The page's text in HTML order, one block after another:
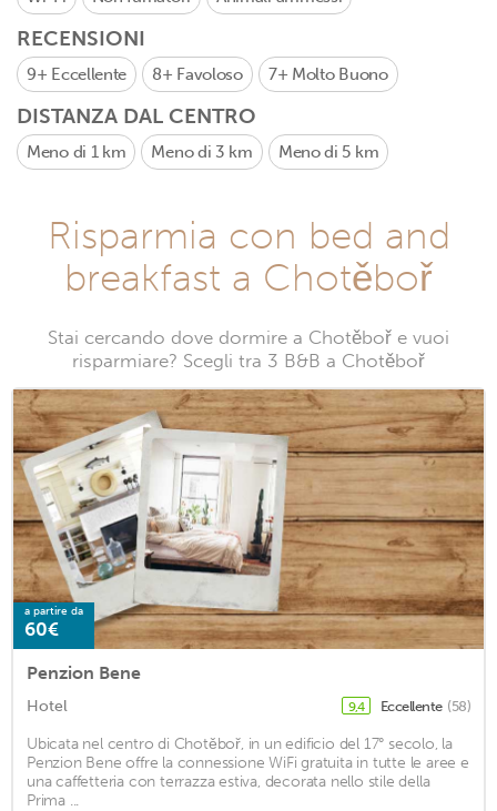
RECENSIONI
9+ Eccellente 8+ Favoloso 7+ Molto Buono
DISTANZA DAL CENTRO
Meno di 1 km Meno di 3 km Meno di 5 km
Risparmia con bed and
breakfast a Chotěboř
Stai cercando dove dormire a Chotěboř e vuoi
risparmiare? Scegli tra 3 B&B a Chotěboř
a partire da
60€
Penzion Bene
Hotel 9,4 Eccellente (58)
Ubicata nel centro di Chotěboř, in un edificio del 17° secolo, la
Penzion Bene offre la connessione WiFi gratuita in tutte le aree e
una caffetteria con terrazza estiva, decorata nello stile della
Prima ...